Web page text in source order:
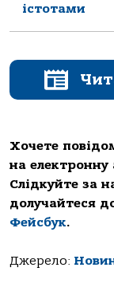
істотами
Хочете
на електронну
Слідкуйте за
долучайтеся
Фейсбук.
Джерело: